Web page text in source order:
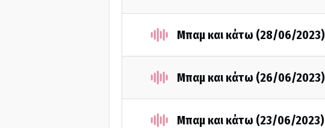
Μπαμ και κάτω (28/06/2023)
Μπαμ και κάτω (26/06/2023)
Μπαμ και κάτω (23/06/2023)